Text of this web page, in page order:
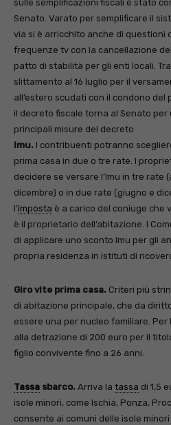
sulle semplificazioni fiscali è stato
Senato. Varato per semplificare il
via si è arricchito anche di questioni
frequenze tv con la cancellazione
patto di stabilità per gli enti locali.
slittamento al 16 luglio per il
all’estero scudati con il condono del
il decreto fiscale torna al Senato
principali misure del decreto
Imu. I contribuenti potranno
prima casa in due o tre rate. I
decidere se versare l’Imu in tre rate
dicembre) o in due rate (giugno e
l’imposta è a carico del coniuge che
è il proprietario dell’abitazione. I
di applicare uno sconto Imu per gli
propria residenza in istituti di
Giro vite prima casa. Criteri più
di abitazione principale, che da
essere una per nucleo familiare.
alla detrazione di 200 euro per il
figlio convivente fino a 26 anni.
Tassa sbarco. Arriva la tassa di 1,5
isole minori, come Ischia, Ponza,
consente ai comuni delle isole minori